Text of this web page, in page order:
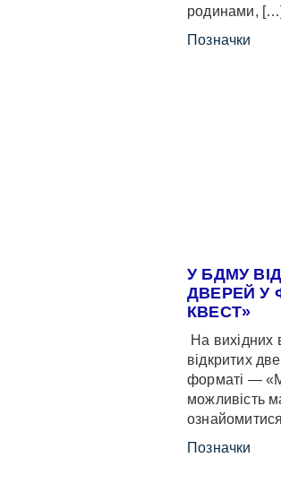
родинами, […]
Позначки
У БДМУ
ДВЕРЕЙ У
КВЕСТ»
На
відкритих
форматі —
можливість
Позначки